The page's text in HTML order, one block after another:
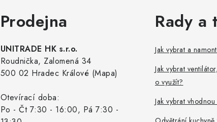
Prodejna
UNITRADE HK s.r.o.
Roudnička, Zalomená 34
500 02 Hradec Králové (Mapa)
Otevírací doba:
Po - Čt 7:30 - 16:00, Pá 7:30 -
Rady a
Jak vybrat a
Jak vybrat
o využít?
Jak vybrat